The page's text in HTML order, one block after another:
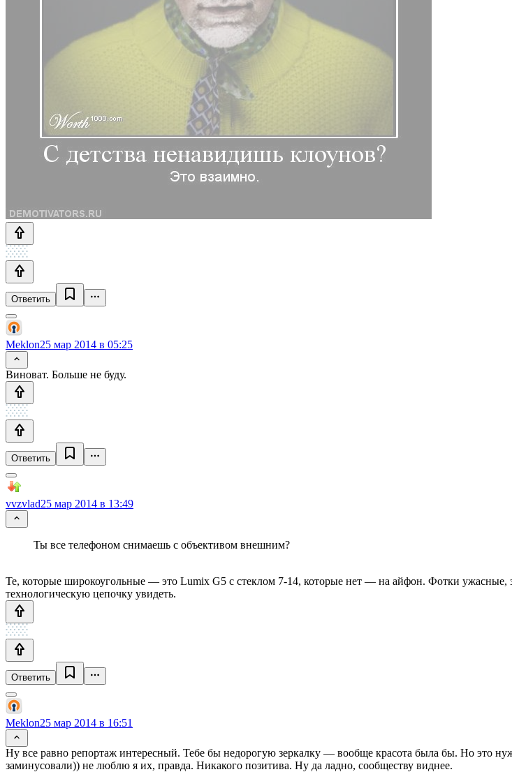
Ответить
Meklon25 мар 2014 в 05:25
Виноват. Больше не буду.
Ответить
vvzvlad25 мар 2014 в 13:49
Ты все телефоном снимаешь с объективом внешним?
Те, которые широкоугольные — это Lumix G5 c стеклом 7-14, которые нет — на айфон. Фотки ужасные,
технологическую цепочку увидеть.
Ответить
Meklon25 мар 2014 в 16:51
Ну все равно репортаж интересный. Тебе бы недорогую зеркалку — вообще красота была бы. Но это
заминусовали)) не люблю я их, правда. Никакого позитива. Ну да ладно, сообществу виднее.